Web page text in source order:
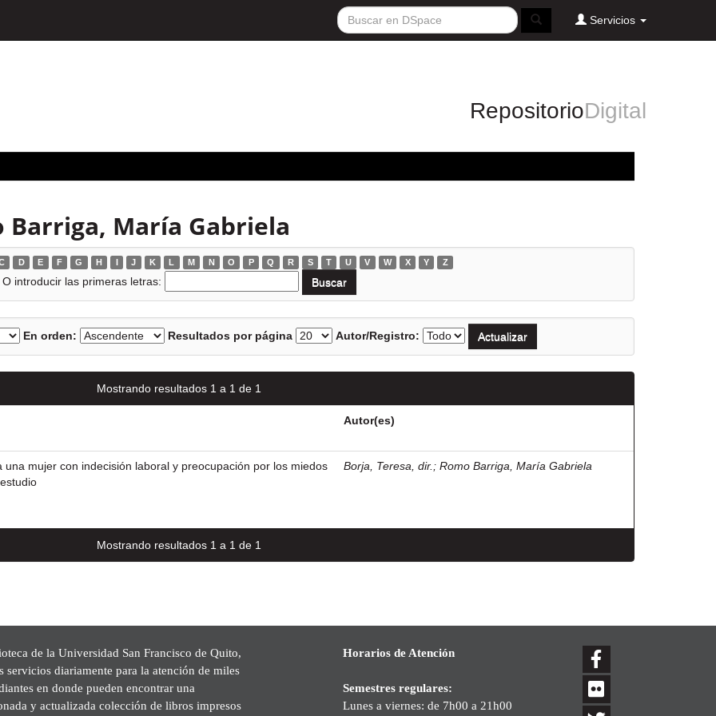
Servicios
RepositorioDigital
María Gabriela
D E F G H I J K L M N O P Q R S T U V W X Y Z
O introducir las primeras letras:
En orden: Resultados por página Autor/Registro:
Mostrando resultados 1 a 1 de 1
Autor(es)
una mujer con indecisión laboral y preocupación por los miedos
Borja, Teresa, dir. ; Romo Barriga, María Gabriela
Mostrando resultados 1 a 1 de 1
de la Universidad San Francisco de Quito,
servicios diariamente para la atención de miles
en donde pueden encontrar una
y actualizada colección de libros impresos
Horarios de Atención
Semestres regulares:
Lunes a viernes: de 7h00 a 21h00